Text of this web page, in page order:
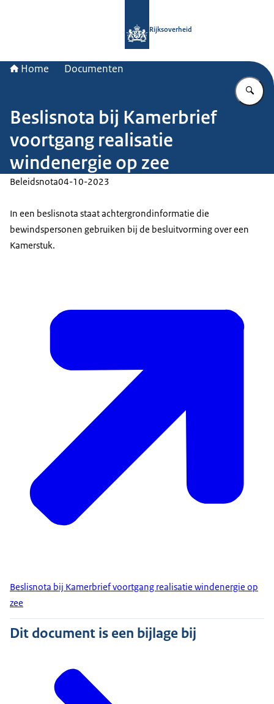
Rijksoverheid
Home Documenten
Beslisnota bij Kamerbrief
voortgang realisatie
windenergie op zee
Beleidsnota04-10-2023
In een beslisnota staat achtergrondinformatie die
bewindspersonen gebruiken bij de besluitvorming over een
Kamerstuk.
Beslisnota bij Kamerbrief voortgang realisatie windenergie op
zee
Dit document is een bijlage bij